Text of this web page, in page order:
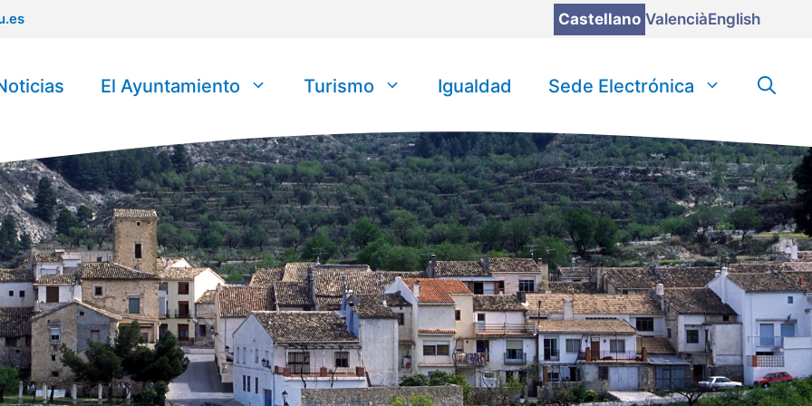
Castellano ValenciàEnglish
El Ayuntamiento Turismo Igualdad Sede Electrónica